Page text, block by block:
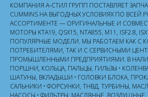
КОМПАНИЯ А-СТИЛ ГРУПП ПОСТАВЛЯЕТ
CUMMINS НА ВЫГОДНЫХ УСЛОВИЯХ ПО ВСЕЙ
АССОРТИМЕНТЕ — ОРИГИНАЛЬНЫЕ И
МОТОРЫ KTA19, QSX15, NTA855, M11, ISF2.8,
ПОПУЛЯРНЫЕ МОДЕЛИ. МЫ РАБОТАЕМ КАК С
ПОТРЕБИТЕЛЯМИ, ТАК И С СЕРВИСНЫМИ
ПРОМЫШЛЕННЫМИ ПРЕДПРИЯТИЯМИ. В
ПОРШНИ, КОЛЬЦА, ПАЛЬЦЫ, ГИЛЬЗЫ •
ШАТУНЫ, ВКЛАДЫШИ • ГОЛОВКИ БЛОКА,
САЛЬНИКИ • ФОРСУНКИ, ТНВД, ТУРБИНЫ,
НАСОСЫ • ФИЛЬТРЫ: МАСЛЯНЫЕ, ВОЗДУШНЫЕ,